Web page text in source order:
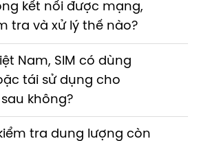
kết nối được mạng,
tra và xử lý thế nào?
Nam, SIM có dùng
tái sử dụng cho
không?
tra dung lượng còn